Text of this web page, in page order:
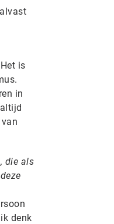
is
in
die als
denk